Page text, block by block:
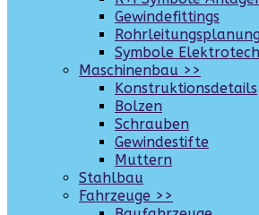
Gewindefittings
Symbole
Maschinenbau >>
Konstruktionsdetails
Bolzen
Schrauben
Gewindestifte
Muttern
Stahlbau
Fahrzeuge >>